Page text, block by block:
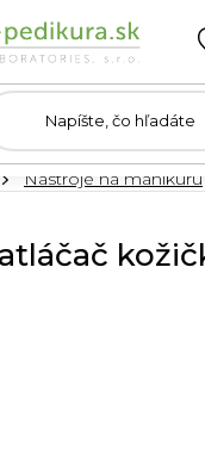
Nástroje na manikúru